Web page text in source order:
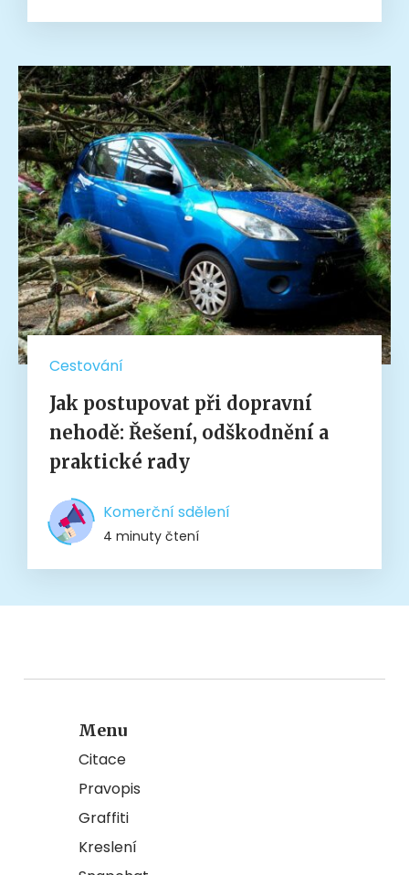
Cestování
Jak postupovat při dopravní
nehodě: Řešení, odškodnění a
praktické rady
Komerční sdělení
4 minuty čtení
Menu
Citace
Pravopis
Graffiti
Kreslení